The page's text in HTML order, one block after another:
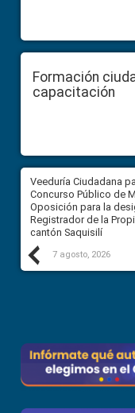
Formación
capacitación
Previous
Veeduría Ciudadana
Concurso Público de
Oposición para la
Registrador de la
cantón Saquisilí
7 agosto, 2026